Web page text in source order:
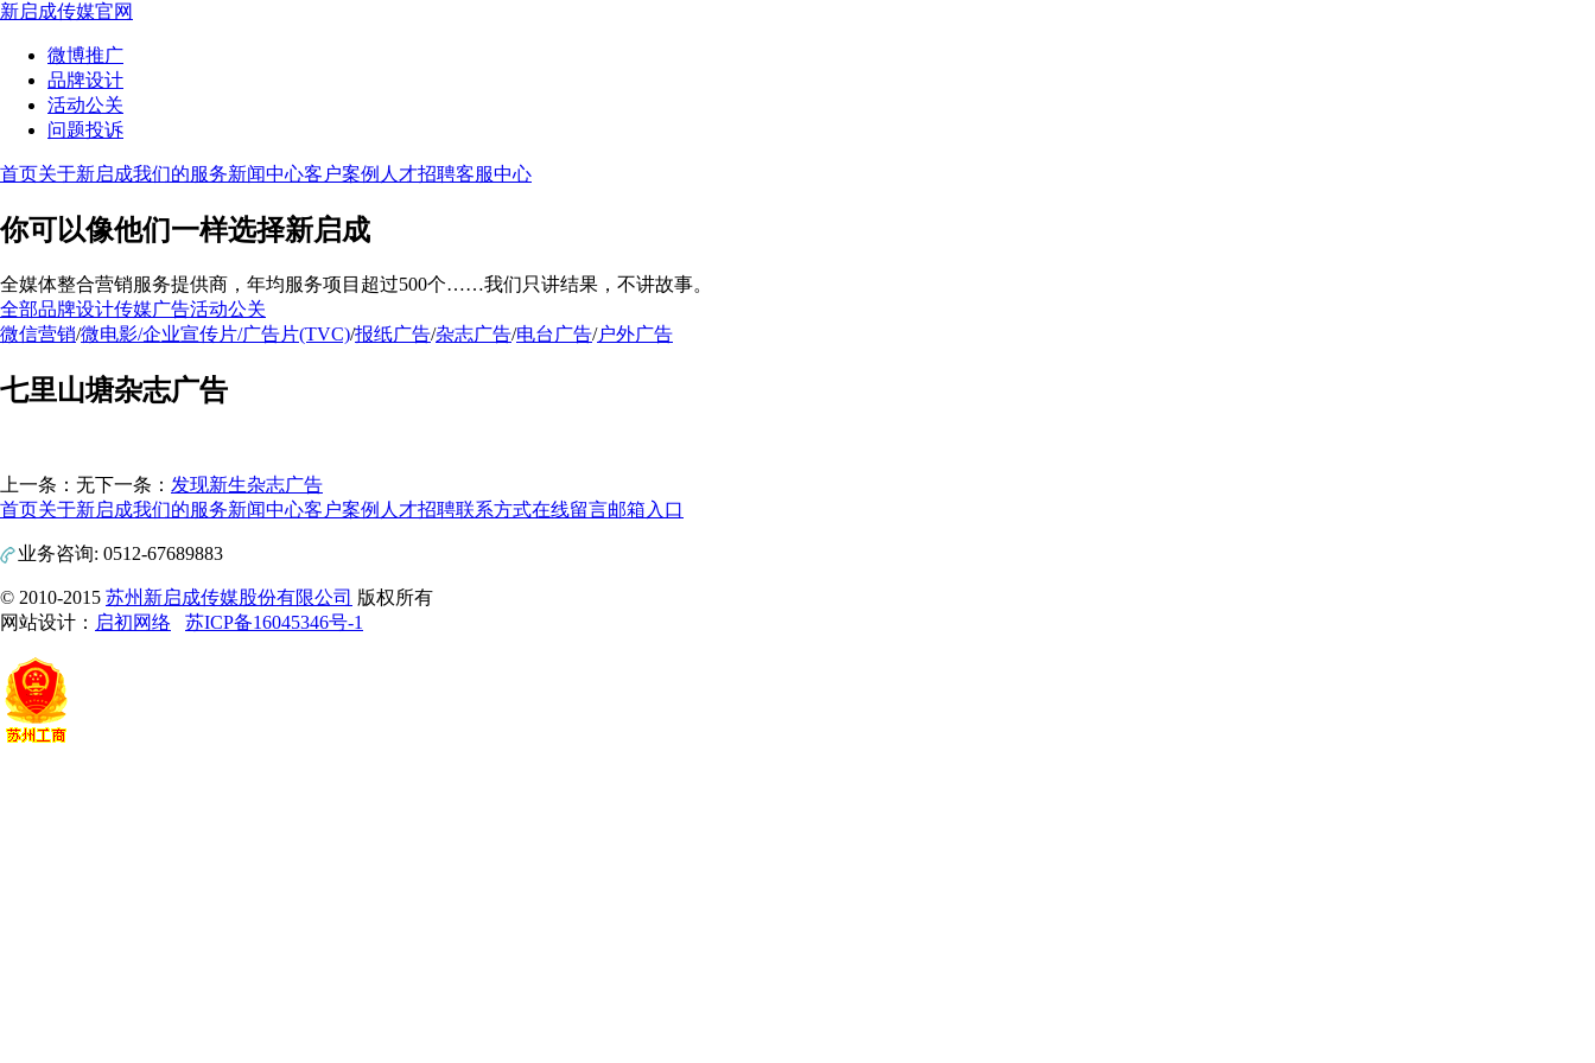
新启成传媒官网
微博推广
品牌设计
活动公关
问题投诉
首页关于新启成我们的服务新闻中心客户案例 人才招聘客服中心
你可以像他们一样选择新启成
全媒体整合营销服务提供商，年均服务项目超过500个……我们只讲结果，不讲故事。
全部品牌设计传媒广告活动公关
微信营销/微电影/企业宣传片/广告片(TVC)/报纸广告/杂志广告/电台广告/户外广告
七里山塘杂志广告
上一条：无下一条： 发现新生杂志广告
首页关于新启成我们的服务新闻中心客户案例 人才招聘联系方式在线留言邮箱入口
业务咨询: 0512-67689883
© 2010-2015 苏州新启成传媒股份有限公司 版权所有
网站设计： 启初网络 苏ICP备16045346号-1